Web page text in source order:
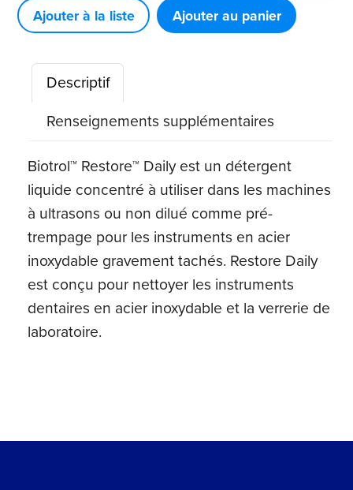
Restore™
Daily
Ajouter à la liste Ajouter au panier
Descriptif
Renseignements supplémentaires
Biotrol™ Restore™ Daily est un détergent
liquide concentré à utiliser dans les machines
à ultrasons ou non dilué comme pré-
trempage pour les instruments en acier
inoxydable gravement tachés. Restore Daily
est conçu pour nettoyer les instruments
dentaires en acier inoxydable et la verrerie de
laboratoire.